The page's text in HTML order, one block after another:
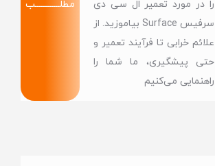
را در مورد تعمیر ال سی دی
سرفیس Surface بیاموزید. از
علائم خرابی تا فرآیند تعمیر و
حتی پیشگیری، ما شما را
راهنمایی می‌کنیم
مطلــــــــــــب